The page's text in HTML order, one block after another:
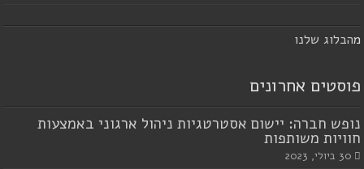
מהבלוג שלנו
פוסטים אחרונים
נופש חברה: יישום אסטרטגיות ניהול ארגוני באמצעות
חוויות משותפות
30 ביולי, 2023